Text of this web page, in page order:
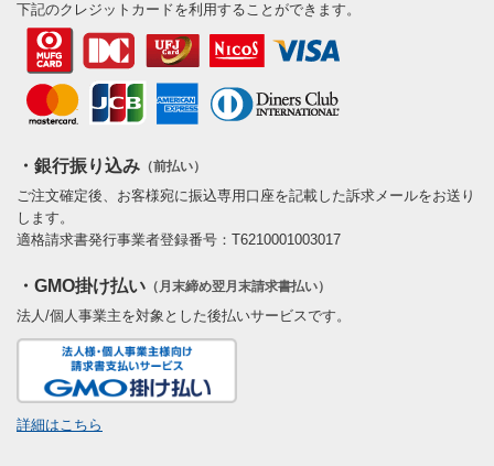
下記のクレジットカードを利用することができます。
・銀行振り込み （前払い）
ご注文確定後、お客様宛に振込専用口座を記載した訴求メールをお送り
します。
適格請求書発行事業者登録番号：T6210001003017
・GMO掛け払い （月末締め翌月末請求書払い）
法人/個人事業主を対象とした後払いサービスです。
詳細はこちら